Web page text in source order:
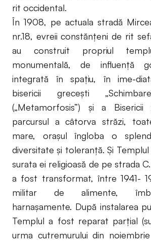
rit occidental.
În 1908, pe actuala stradă
nr.18, evreii constănţeni de rit
au construit propriul
monumentală, de influenţă
integrată în spaţiu, în ime-
bisericii greceşti
(„Metamorfosis”) şi a Bisericii
parcursul a câtorva străzi,
mare, oraşul îngloba o
diversitate şi toleranţă. Şi
surata ei religioasă de pe strada
a fost transformat, între 1941-
militar de alimente,
harnaşamente. După instalarea
Templul a fost reparat parţial
urma cutremurului din